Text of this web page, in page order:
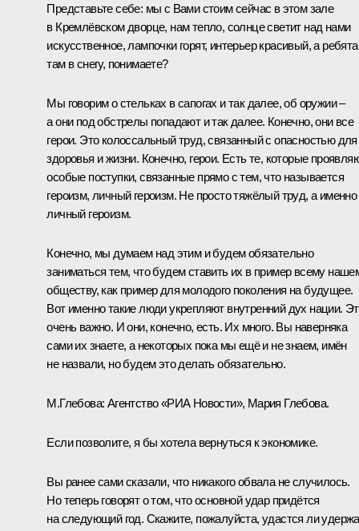
Представьте себе: мы с Вами стоим сейчас в этом зале
в Кремлёвском дворце, нам тепло, солнце светит над нами
искусственное, лампочки горят, интерьер красивый, а ребята
там в снегу, понимаете?
Мы говорим о стельках в сапогах и так далее, об оружии –
а они под обстрелы попадают и так далее. Конечно, они все
герои. Это колоссальный труд, связанный с опасностью для
здоровья и жизни. Конечно, герои. Есть те, которые
особые поступки, связанные прямо с тем, что называется
героизм, личный героизм. Не просто тяжёлый труд, а именно
личный героизм.
Конечно, мы думаем над этим и будем обязательно
заниматься тем, что будем ставить их в пример всему
обществу, как пример для молодого поколения на будущее.
Вот именно такие люди укрепляют внутренний дух нации.
очень важно. И они, конечно, есть. Их много. Вы наверняка
сами их знаете, а некоторых пока мы ещё и не знаем, имён
не назвали, но будем это делать обязательно.
М.Глебова: Агентство «РИА Новости», Мария Глебова.
Если позволите, я бы хотела вернуться к экономике.
Вы ранее сами сказали, что никакого обвала не случилось.
Но теперь говорят о том, что основной удар придётся
на следующий год. Скажите, пожалуйста, удастся ли